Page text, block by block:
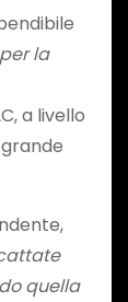
la
a livello
quella